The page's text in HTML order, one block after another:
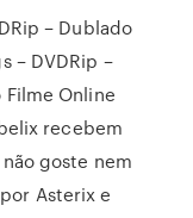
– Dublado
– DVDRip –
Filme Online
recebem
goste nem
Asterix e